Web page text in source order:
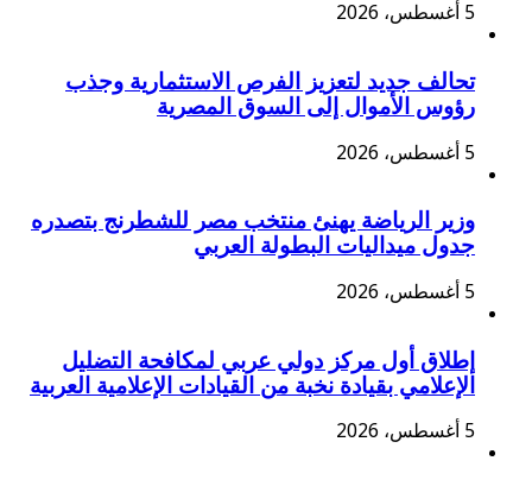
5 أغسطس، 2026
تحالف جديد لتعزيز الفرص الاستثمارية وجذب
رؤوس الأموال إلى السوق المصرية
5 أغسطس، 2026
وزير الرياضة يهنئ منتخب مصر للشطرنج بتصدره
جدول ميداليات البطولة العربي
5 أغسطس، 2026
إطلاق أول مركز دولي عربي لمكافحة التضليل
الإعلامي بقيادة نخبة من القيادات الإعلامية العربية
5 أغسطس، 2026